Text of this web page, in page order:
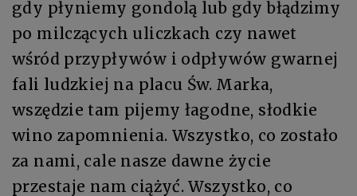
gdy płyniemy gondolą lub gdy błądzimy
po milczących uliczkach czy nawet
wśród przypływów i odpływów gwarnej
fali ludzkiej na placu Św. Marka,
wszędzie tam pijemy łagodne, słodkie
wino zapomnienia. Wszystko, co zostało
za nami, cale nasze dawne życie
przestaje nam ciążyć. Wszystko, co